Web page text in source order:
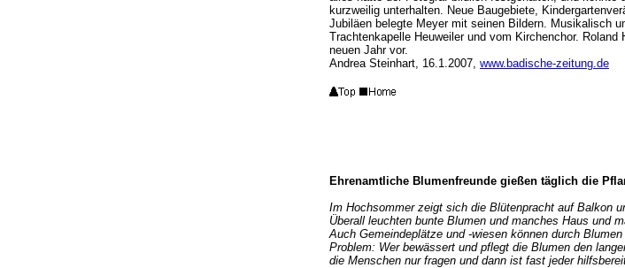
kurzweilig unterhalten. Neue Baugebiete,
Jubiläen belegte Meyer mit seinen Bildern. Musikalisch
Trachtenkapelle Heuweiler und vom Kirchenchor.
neuen Jahr vor.
Andrea Steinhart, 16.1.2007, www.badische-zeitung.de
Ehrenamtliche Blumenfreunde gießen täglich die
Im Hochsommer zeigt sich die Blütenpracht auf Balkon
Überall leuchten bunte Blumen und manches Haus und
Auch Gemeindeplätze und -wiesen können durch
Problem: Wer bewässert und pflegt die Blumen den
die Menschen nur fragen und dann ist fast jeder